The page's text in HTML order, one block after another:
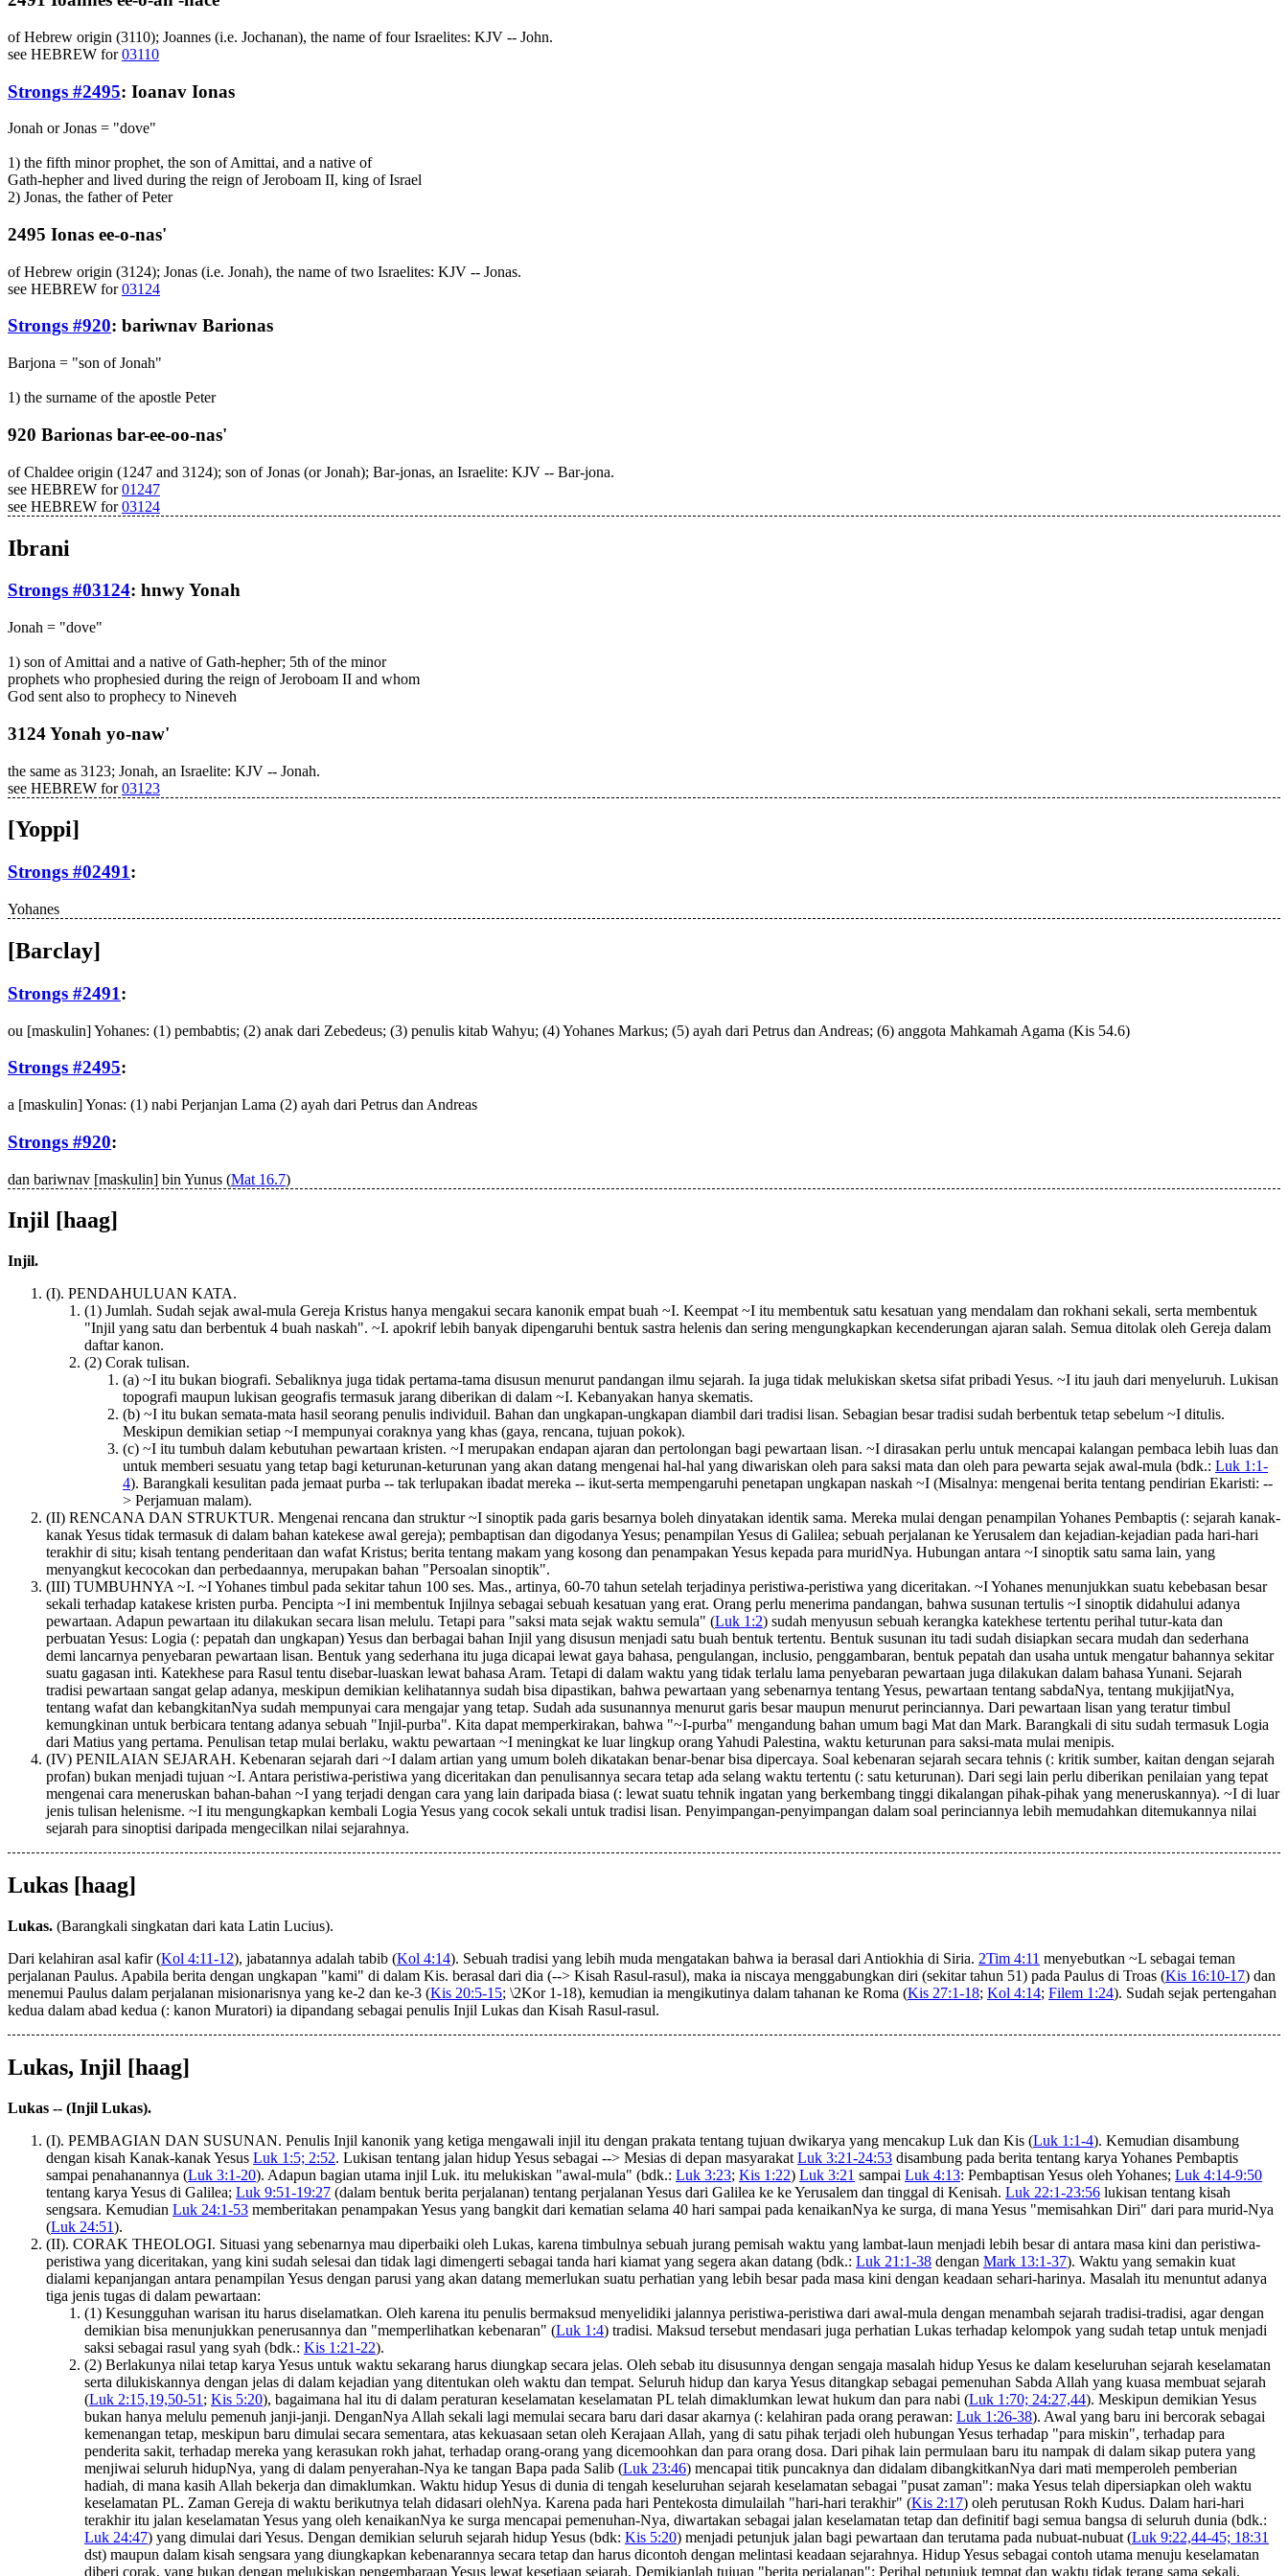
of Hebrew origin (3110); Joannes (i.e. Jochanan), the name of four Israelites: KJV -- John.
see HEBREW for03110
Strongs #2495: Ioanav Ionas
Jonah or Jonas = "dove"
1) the fifth minor prophet, the son of Amittai, and a native of
Gath-hepher and lived during the reign of Jeroboam II, king of Israel
2) Jonas, the father of Peter
2495 Ionas ee-o-nas'
of Hebrew origin (3124); Jonas (i.e. Jonah), the name of two Israelites: KJV -- Jonas.
see HEBREW for03124
Strongs #920: bariwnav Barionas
Barjona = "son of Jonah"
1) the surname of the apostle Peter
920 Barionas bar-ee-oo-nas'
of Chaldee origin (1247 and 3124); son of Jonas (or Jonah); Bar-jonas, an Israelite: KJV -- Bar-jona.
see HEBREW for01247
see HEBREW for03124
Ibrani
Strongs #03124: hnwyYonah
Jonah = "dove"
1) son of Amittai and a native of Gath-hepher; 5th of the minor
prophets who prophesied during the reign of Jeroboam II and whom
God sent also to prophecy to Nineveh
3124 Yonah yo-naw'
the same as 3123; Jonah, an Israelite: KJV -- Jonah.
see HEBREW for03123
[Yoppi]
Strongs #02491:
Yohanes
[Barclay]
Strongs #2491:
ou [maskulin] Yohanes: (1) pembabtis; (2) anak dari Zebedeus; (3) penulis kitab Wahyu; (4) Yohanes Markus; (5) ayah dari Petrus dan Andreas; (6) anggota Mahkamah Agama (Kis 54.6)
Strongs #2495:
a [maskulin] Yonas: (1) nabi Perjanjan Lama (2) ayah dari Petrus dan Andreas
Strongs #920:
dan bariwnav [maskulin] bin Yunus (Mat 16.7)
Injil [haag]
Injil.
(I). PENDAHULUAN KATA.
(1) Jumlah. Sudah sejak awal-mula Gereja Kristus hanya mengakui secara kanonik empat buah ~I. Keempat ~I itu membentuk satu kesatuan yang mendalam dan rokhani sekali, serta membentuk
"Injil yang satu dan berbentuk 4 buah naskah". ~I. apokrif lebih banyak dipengaruhi bentuk sastra helenis dan sering mengungkapkan kecenderungan ajaran salah. Semua ditolak oleh Gereja dalam
daftar kanon.
(2) Corak tulisan.
(a) ~I itu bukan biografi. Sebaliknya juga tidak pertama-tama disusun menurut pandangan ilmu sejarah. Ia juga tidak melukiskan sketsa sifat pribadi Yesus. ~I itu jauh dari menyeluruh. Lukisan
topografi maupun lukisan geografis termasuk jarang diberikan di dalam ~I. Kebanyakan hanya skematis.
(b) ~I itu bukan semata-mata hasil seorang penulis individuil. Bahan dan ungkapan-ungkapan diambil dari tradisi lisan. Sebagian besar tradisi sudah berbentuk tetap sebelum ~I ditulis.
Meskipun demikian setiap ~I mempunyai coraknya yang khas (gaya, rencana, tujuan pokok).
(c) ~I itu tumbuh dalam kebutuhan pewartaan kristen. ~I merupakan endapan ajaran dan pertolongan bagi pewartaan lisan. ~I dirasakan perlu untuk mencapai kalangan pembaca lebih luas dan
untuk memberi sesuatu yang tetap bagi keturunan-keturunan yang akan datang mengenai hal-hal yang diwariskan oleh para saksi mata dan oleh para pewarta sejak awal-mula (bdk.: Luk 1:1-
4). Barangkali kesulitan pada jemaat purba -- tak terlupakan ibadat mereka -- ikut-serta mempengaruhi penetapan ungkapan naskah ~I (Misalnya: mengenai berita tentang pendirian Ekaristi: --
> Perjamuan malam).
(II) RENCANA DAN STRUKTUR. Mengenai rencana dan struktur ~I sinoptik pada garis besarnya boleh dinyatakan identik sama. Mereka mulai dengan penampilan Yohanes Pembaptis (: sejarah kanak-
kanak Yesus tidak termasuk di dalam bahan katekese awal gereja); pembaptisan dan digodanya Yesus; penampilan Yesus di Galilea; sebuah perjalanan ke Yerusalem dan kejadian-kejadian pada hari-hari
terakhir di situ; kisah tentang penderitaan dan wafat Kristus; berita tentang makam yang kosong dan penampakan Yesus kepada para muridNya. Hubungan antara ~I sinoptik satu sama lain, yang
menyangkut kecocokan dan perbedaannya, merupakan bahan "Persoalan sinoptik".
(III) TUMBUHNYA ~I. ~I Yohanes timbul pada sekitar tahun 100 ses. Mas., artinya, 60-70 tahun setelah terjadinya peristiwa-peristiwa yang diceritakan. ~I Yohanes menunjukkan suatu kebebasan besar
sekali terhadap katakese kristen purba. Pencipta ~I ini membentuk Injilnya sebagai sebuah kesatuan yang erat. Orang perlu menerima pandangan, bahwa susunan tertulis ~I sinoptik didahului adanya
pewartaan. Adapun pewartaan itu dilakukan secara lisan melulu. Tetapi para "saksi mata sejak waktu semula" (Luk 1:2) sudah menyusun sebuah kerangka katekhese tertentu perihal tutur-kata dan
perbuatan Yesus: Logia (: pepatah dan ungkapan) Yesus dan berbagai bahan Injil yang disusun menjadi satu buah bentuk tertentu. Bentuk susunan itu tadi sudah disiapkan secara mudah dan sederhana
demi lancarnya penyebaran pewartaan lisan. Bentuk yang sederhana itu juga dicapai lewat gaya bahasa, pengulangan, inclusio, penggambaran, bentuk pepatah dan usaha untuk mengatur bahannya sekitar
suatu gagasan inti. Katekhese para Rasul tentu disebar-luaskan lewat bahasa Aram. Tetapi di dalam waktu yang tidak terlalu lama penyebaran pewartaan juga dilakukan dalam bahasa Yunani. Sejarah
tradisi pewartaan sangat gelap adanya, meskipun demikian kelihatannya sudah bisa dipastikan, bahwa pewartaan yang sebenarnya tentang Yesus, pewartaan tentang sabdaNya, tentang mukjijatNya,
tentang wafat dan kebangkitanNya sudah mempunyai cara mengajar yang tetap. Sudah ada susunannya menurut garis besar maupun menurut perinciannya. Dari pewartaan lisan yang teratur timbul
kemungkinan untuk berbicara tentang adanya sebuah "Injil-purba". Kita dapat memperkirakan, bahwa "~I-purba" mengandung bahan umum bagi Mat dan Mark. Barangkali di situ sudah termasuk Logia
dari Matius yang pertama. Penulisan tetap mulai berlaku, waktu pewartaan ~I meningkat ke luar lingkup orang Yahudi Palestina, waktu keturunan para saksi-mata mulai menipis.
(IV) PENILAIAN SEJARAH. Kebenaran sejarah dari ~I dalam artian yang umum boleh dikatakan benar-benar bisa dipercaya. Soal kebenaran sejarah secara tehnis (: kritik sumber, kaitan dengan sejarah
profan) bukan menjadi tujuan ~I. Antara peristiwa-peristiwa yang diceritakan dan penulisannya secara tetap ada selang waktu tertentu (: satu keturunan). Dari segi lain perlu diberikan penilaian yang tepat
mengenai cara meneruskan bahan-bahan ~I yang terjadi dengan cara yang lain daripada biasa (: lewat suatu tehnik ingatan yang berkembang tinggi dikalangan pihak-pihak yang meneruskannya). ~I di luar
jenis tulisan helenisme. ~I itu mengungkapkan kembali Logia Yesus yang cocok sekali untuk tradisi lisan. Penyimpangan-penyimpangan dalam soal perinciannya lebih memudahkan ditemukannya nilai
sejarah para sinoptisi daripada mengecilkan nilai sejarahnya.
Lukas [haag]
Lukas. (Barangkali singkatan dari kata Latin Lucius).
Dari kelahiran asal kafir (Kol 4:11-12), jabatannya adalah tabib (Kol 4:14). Sebuah tradisi yang lebih muda mengatakan bahwa ia berasal dari Antiokhia di Siria. 2Tim 4:11 menyebutkan ~L sebagai teman
perjalanan Paulus. Apabila berita dengan ungkapan "kami" di dalam Kis. berasal dari dia (--> Kisah Rasul-rasul), maka ia niscaya menggabungkan diri (sekitar tahun 51) pada Paulus di Troas (Kis 16:10-17) dan
menemui Paulus dalam perjalanan misionarisnya yang ke-2 dan ke-3 (Kis 20:5-15; \2Kor 1-18), kemudian ia mengikutinya dalam tahanan ke Roma (Kis 27:1-18; Kol 4:14; Filem 1:24). Sudah sejak pertengahan
kedua dalam abad kedua (: kanon Muratori) ia dipandang sebagai penulis Injil Lukas dan Kisah Rasul-rasul.
Lukas, Injil [haag]
Lukas -- (Injil Lukas).
(I). PEMBAGIAN DAN SUSUNAN. Penulis Injil kanonik yang ketiga mengawali injil itu dengan prakata tentang tujuan dwikarya yang mencakup Luk dan Kis (Luk 1:1-4). Kemudian disambung
dengan kisah Kanak-kanak Yesus Luk 1:5; 2:52. Lukisan tentang jalan hidup Yesus sebagai --> Mesias di depan masyarakat Luk 3:21-24:53 disambung pada berita tentang karya Yohanes Pembaptis
sampai penahanannya (Luk 3:1-20). Adapun bagian utama injil Luk. itu melukiskan "awal-mula" (bdk.: Luk 3:23; Kis 1:22) Luk 3:21 sampai Luk 4:13: Pembaptisan Yesus oleh Yohanes; Luk 4:14-9:50
tentang karya Yesus di Galilea; Luk 9:51-19:27 (dalam bentuk berita perjalanan) tentang perjalanan Yesus dari Galilea ke ke Yerusalem dan tinggal di Kenisah. Luk 22:1-23:56 lukisan tentang kisah
sengsara. Kemudian Luk 24:1-53 memberitakan penampakan Yesus yang bangkit dari kematian selama 40 hari sampai pada kenaikanNya ke surga, di mana Yesus "memisahkan Diri" dari para murid-Nya
(Luk 24:51).
(II). CORAK THEOLOGI. Situasi yang sebenarnya mau diperbaiki oleh Lukas, karena timbulnya sebuah jurang pemisah waktu yang lambat-laun menjadi lebih besar di antara masa kini dan peristiwa-
peristiwa yang diceritakan, yang kini sudah selesai dan tidak lagi dimengerti sebagai tanda hari kiamat yang segera akan datang (bdk.: Luk 21:1-38 dengan Mark 13:1-37). Waktu yang semakin kuat
dialami kepanjangan antara penampilan Yesus dengan parusi yang akan datang memerlukan suatu perhatian yang lebih besar pada masa kini dengan keadaan sehari-harinya. Masalah itu menuntut adanya
tiga jenis tugas di dalam pewartaan:
(1) Kesungguhan warisan itu harus diselamatkan. Oleh karena itu penulis bermaksud menyelidiki jalannya peristiwa-peristiwa dari awal-mula dengan menambah sejarah tradisi-tradisi, agar dengan
demikian bisa menunjukkan penerusannya dan "memperlihatkan kebenaran" (Luk 1:4) tradisi. Maksud tersebut mendasari juga perhatian Lukas terhadap kelompok yang sudah tetap untuk menjadi
saksi sebagai rasul yang syah (bdk.: Kis 1:21-22).
(2) Berlakunya nilai tetap karya Yesus untuk waktu sekarang harus diungkap secara jelas. Oleh sebab itu disusunnya dengan sengaja masalah hidup Yesus ke dalam keseluruhan sejarah keselamatan
serta dilukiskannya dengan jelas di dalam kejadian yang ditentukan oleh waktu dan tempat. Seluruh hidup dan karya Yesus ditangkap sebagai pemenuhan Sabda Allah yang kuasa membuat sejarah
(Luk 2:15,19,50-51 ; Kis 5:20), bagaimana hal itu di dalam peraturan keselamatan keselamatan PL telah dimaklumkan lewat hukum dan para nabi (Luk 1:70; 24:27,44). Meskipun demikian Yesus
bukan hanya melulu pemenuh janji-janji. DenganNya Allah sekali lagi memulai secara baru dari dasar akarnya (: kelahiran pada orang perawan: Luk 1:26-38). Awal yang baru ini bercorak sebagai
kemenangan tetap, meskipun baru dimulai secara sementara, atas kekuasaan setan oleh Kerajaan Allah, yang di satu pihak terjadi oleh hubungan Yesus terhadap "para miskin", terhadap para
penderita sakit, terhadap mereka yang kerasukan rokh jahat, terhadap orang-orang yang dicemoohkan dan para orang dosa. Dari pihak lain permulaan baru itu nampak di dalam sikap putera yang
menjiwai seluruh hidupNya, yang di dalam penyerahan-Nya ke tangan Bapa pada Salib (Luk 23:46) mencapai titik puncaknya dan didalam dibangkitkanNya dari mati memperoleh pemberian
hadiah, di mana kasih Allah bekerja dan dimaklumkan. Waktu hidup Yesus di dunia di tengah keseluruhan sejarah keselamatan sebagai "pusat zaman": maka Yesus telah dipersiapkan oleh waktu
keselamatan PL. Zaman Gereja di waktu berikutnya telah didasari olehNya. Karena pada hari Pentekosta dimulailah "hari-hari terakhir" (Kis 2:17) oleh perutusan Rokh Kudus. Dalam hari-hari
terakhir itu jalan keselamatan Yesus yang oleh kenaikanNya ke surga mencapai pemenuhan-Nya, diwartakan sebagai jalan keselamatan tetap dan definitif bagi semua bangsa di seluruh dunia (bdk.:
Luk 24:47) yang dimulai dari Yesus. Dengan demikian seluruh sejarah hidup Yesus (bdk: Kis 5:20) menjadi petunjuk jalan bagi pewartaan dan terutama pada nubuat-nubuat (Luk 9:22,44-45; 18:31
dst) maupun dalam kisah sengsara yang diungkapkan kebenarannya secara tetap dan harus dicontoh dengan melintasi keadaan sejarahnya. Hidup Yesus sebagai contoh utama menuju keselamatan
diberi corak, yang bukan dengan melukiskan pengembaraan Yesus lewat kesetiaan sejarah. Demikianlah tujuan "berita perjalanan": Perihal petunjuk tempat dan waktu tidak terang sama sekali.